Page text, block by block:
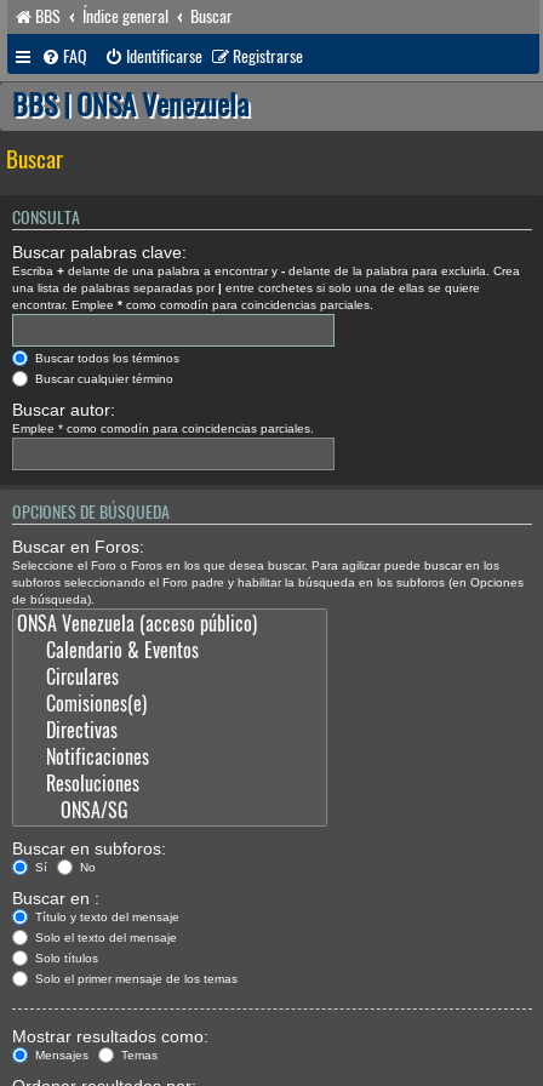
BBS Índice general
Buscar
FAQ
Identificarse Registrarse
BBS | ONSA Venezuela
Buscar
CONSULTA
Buscar palabras clave:
Escriba + delante de una palabra a encontrar y - delante de la palabra para excluirla. Crea
una lista de palabras separadas por| entre corchetes si solo una de ellas se quiere
encontrar. Emplee * como comodín para coincidencias parciales.
Buscar todos los términos
Buscar cualquier término
Buscar autor:
Emplee * como comodín para coincidencias parciales.
OPCIONES DE BÚSQUEDA
Buscar en Foros:
Seleccione el Foro o Foros en los que desea buscar. Para agilizar puede buscar en los
subforos seleccionando el Foro padre y habilitar la búsqueda en los subforos (en Opciones
de búsqueda).
Buscar en subforos:
Sí No
Buscar en :
Título y texto del mensaje
Solo el texto del mensaje
Solo títulos
Solo el primer mensaje de los temas
Mostrar resultados como:
Mensajes Temas